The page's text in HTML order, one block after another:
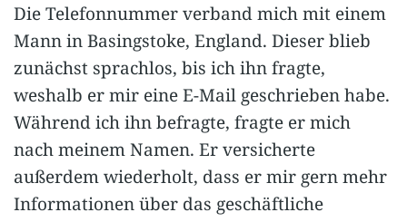
Die Telefonnummer verband mich mit einem
Mann in Basingstoke, England. Dieser blieb
zunächst sprachlos, bis ich ihn fragte,
weshalb er mir eine E-Mail geschrieben habe.
Während ich ihn befragte, fragte er mich
nach meinem Namen. Er versicherte
außerdem wiederholt, dass er mir gern mehr
Informationen über das geschäftliche